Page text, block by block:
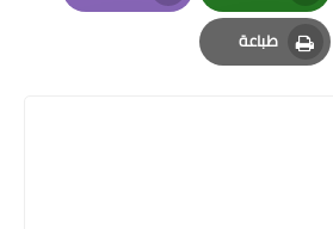
Whatsapp
Email
طباعة
Print